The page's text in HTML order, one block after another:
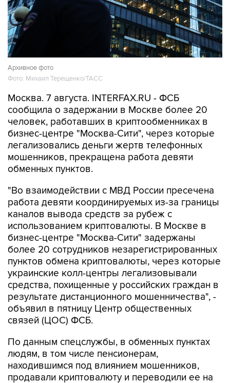
Архивное фото
Фото: Михаил Терещенко/ТАСС
Москва. 7 августа. INTERFAX.RU - ФСБ
человек, работавших в криптообменниках в
бизнес-центре "Москва-Сити", через которые
легализовались деньги жертв телефонных
мошенников, прекращена работа девяти
обменных пунктов.
"Во взаимодействии с МВД России пресечена
каналов вывода средств за рубеж с
использованием криптовалюты. В Москве в
бизнес-центре "Москва-Сити" задержаны
более 20 сотрудников незарегистрированных
пунктов обмена криптовалюты, через которые
украинские колл-центры легализовывали
средства, похищенные у российских граждан в
результате дистанционного мошенничества", -
объявил в пятницу Центр общественных
связей (ЦОС) ФСБ.
По данным спецслужбы, в обменных пунктах
находившимся под влиянием мошенников,
продавали криптовалюту и переводили ее на
счета украинских кураторов.